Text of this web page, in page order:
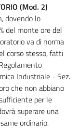
(Mod. 2)
dovendo lo
del monte ore del
va di norma
corso stesso, fatti
Industriale - Sez.
che non abbiano
per le
superare una
ordinario.